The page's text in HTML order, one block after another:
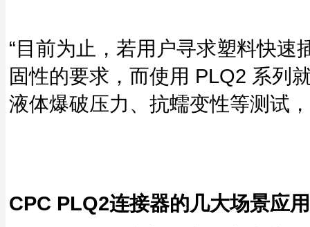
“目前为止，若用户寻求塑料快
固性的要求，而使用 PLQ2 系列
液体爆破压力、抗蠕变性等测试
CPC PLQ2连接器的几大场景应用